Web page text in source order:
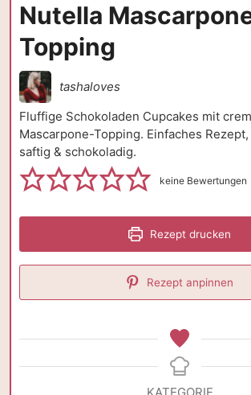
Nutella
Topping
tashaloves
Fluffige Schokoladen Cupcakes mit
Mascarpone-Topping. Einfaches
saftig & schokoladig.
keine Bewertungen
Rezept drucken
Rezept anpinnen